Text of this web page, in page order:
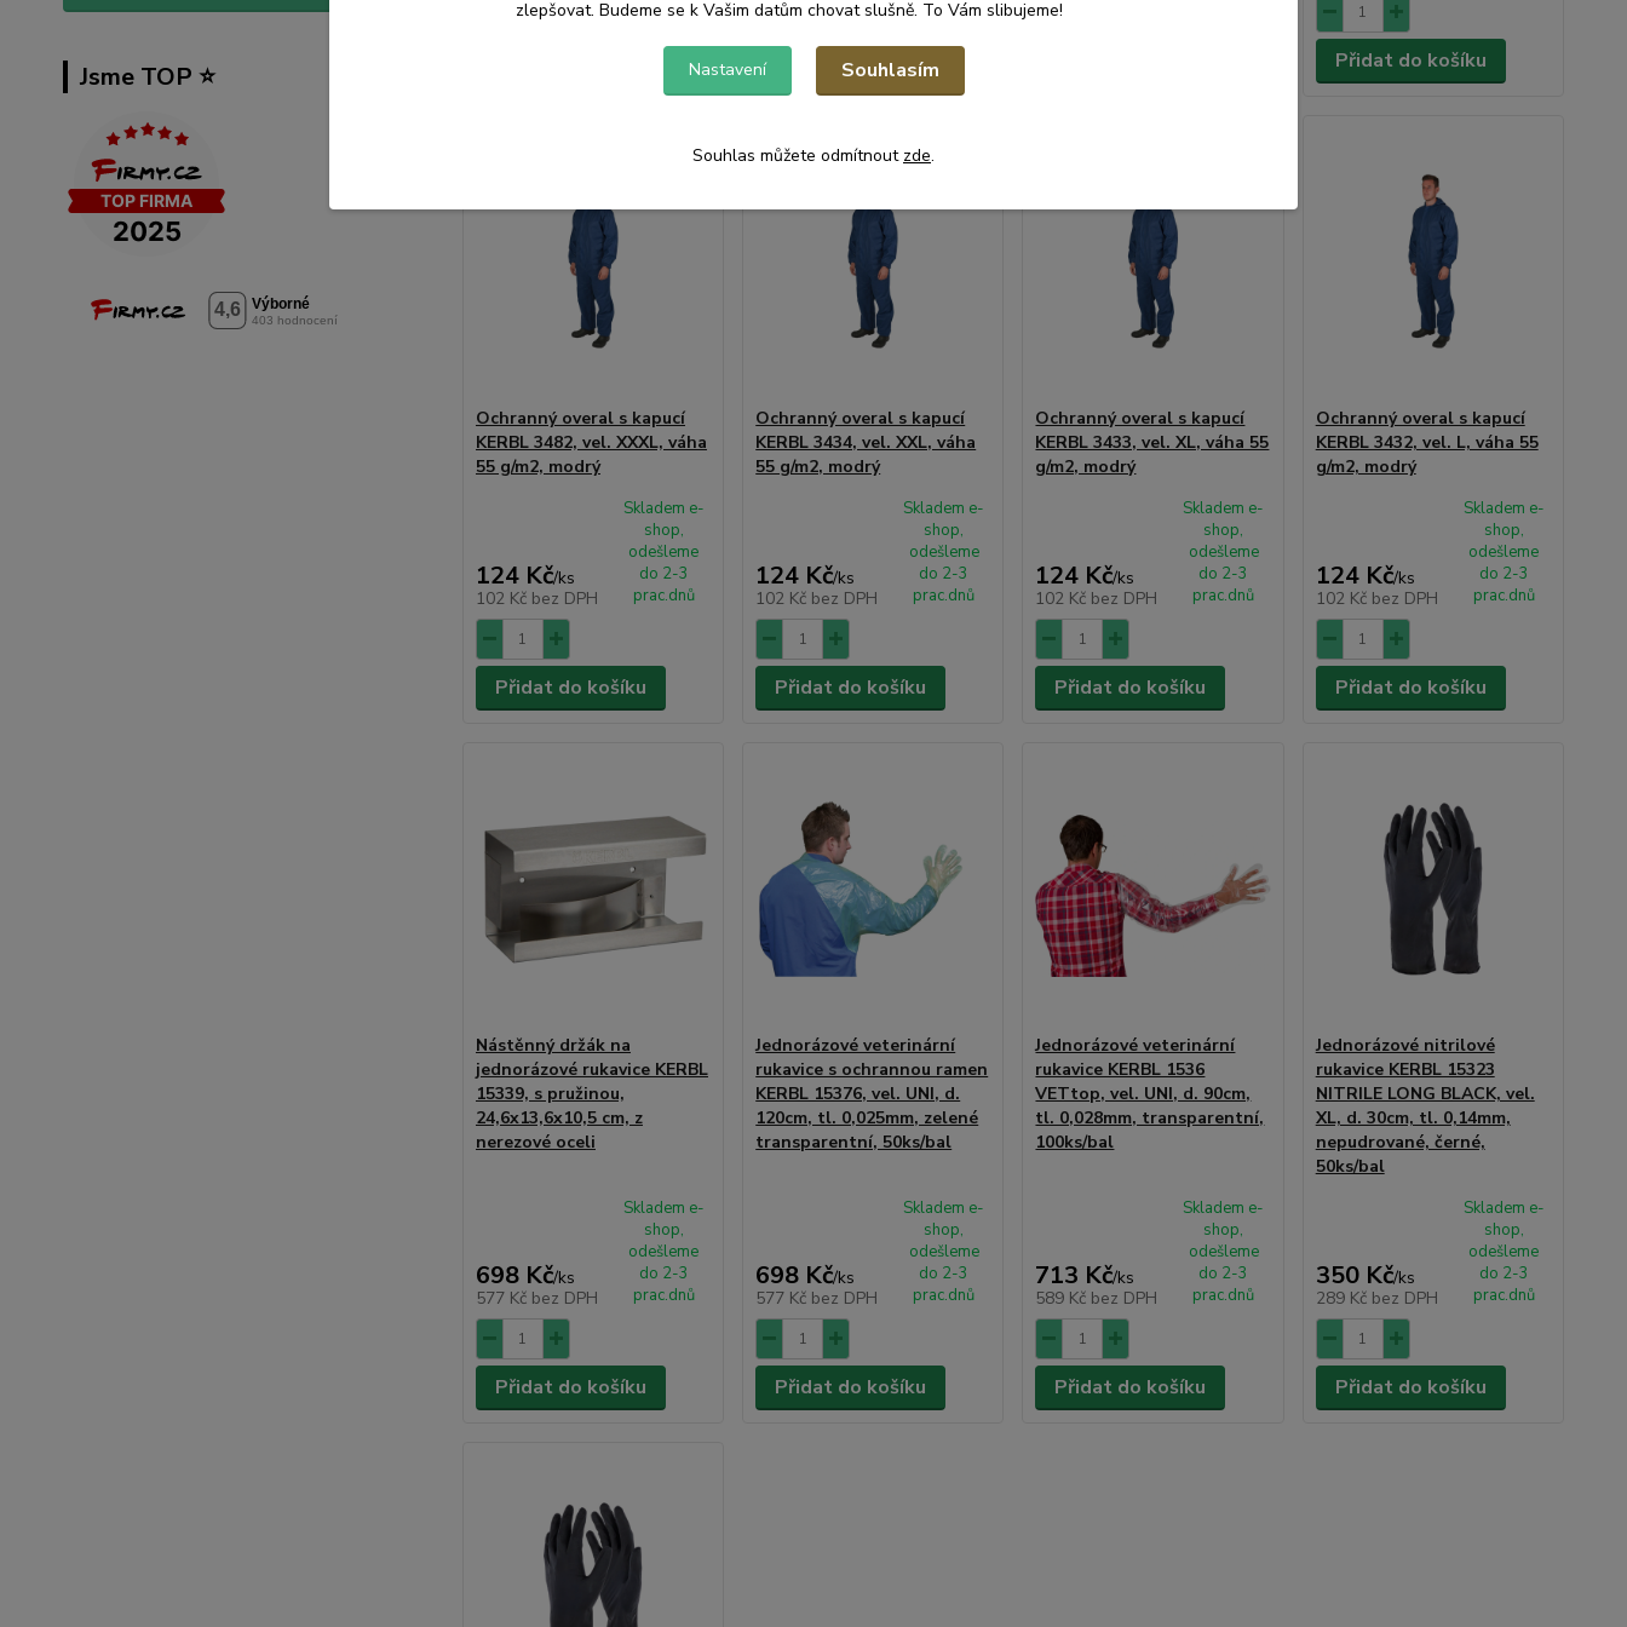
Jsme TOP ⭐️ Přidat do košíku Přidat do košíku
Ochranný overal s kapucí
KERBL 3482, vel. XXXL, váha
55 g/m2, modrý
124 Kč/ks
102 Kč bez DPH
Skladem e-
shop,
odešleme
do 2-3
prac.dnů
Přidat do košíku
Ochranný overal s kapucí
KERBL 3434, vel. XXL, váha
55 g/m2, modrý
124 Kč/ks
102 Kč bez DPH
Skladem e-
shop,
odešleme
do 2-3
prac.dnů
Přidat do košíku
Ochranný overal s kapucí
KERBL 3433, vel. XL, váha 55
g/m2, modrý
124 Kč/ks
102 Kč bez DPH
Skladem e-
shop,
odešleme
do 2-3
prac.dnů
Přidat do košíku
Ochranný overal s kapucí
KERBL 3432, vel. L, váha 55
g/m2, modrý
124 Kč/ks
102 Kč bez DPH
Skladem e-
shop,
odešleme
do 2-3
prac.dnů
Přidat do košíku
Nástěnný držák na
jednorázové rukavice KERBL
15339, s pružinou,
24,6x13,6x10,5 cm, z
nerezové oceli
698 Kč/ks
577 Kč bez DPH
Skladem e-
shop,
odešleme
do 2-3
prac.dnů
Přidat do košíku
Jednorázové veterinární
rukavice s ochrannou ramen
KERBL 15376, vel. UNI, d.
120cm, tl. 0,025mm, zelené
transparentní, 50ks/bal
698 Kč/ks
577 Kč bez DPH
Skladem e-
shop,
odešleme
do 2-3
prac.dnů
Přidat do košíku
Jednorázové veterinární
rukavice KERBL 1536
VETtop, vel. UNI, d. 90cm,
tl. 0,028mm, transparentní,
100ks/bal
713 Kč/ks
589 Kč bez DPH
Skladem e-
shop,
odešleme
do 2-3
prac.dnů
Přidat do košíku
Jednorázové nitrilové
rukavice KERBL 15323
NITRILE LONG BLACK, vel.
XL, d. 30cm, tl. 0,14mm,
nepudrované, černé,
50ks/bal
350 Kč/ks
289 Kč bez DPH
Skladem e-
shop,
odešleme
do 2-3
prac.dnů
Přidat do košíku
zlepšovat. Budeme se k Vašim datům chovat slušně. To Vám slibujeme!
Nastavení Souhlasím
Souhlas můžete odmítnout zde.